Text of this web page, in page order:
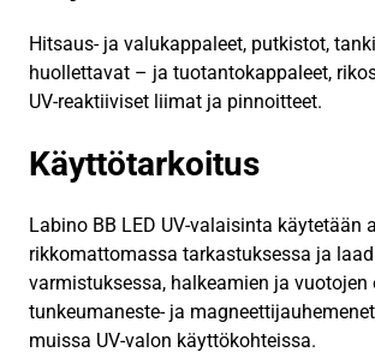
Hitsaus- ja valukappaleet, putkistot,
huollettavat – ja tuotantokappaleet,
UV-reaktiiviset liimat ja pinnoitteet.
Käyttötarkoitus
Labino BB LED UV-valaisinta käytetään
rikkomattomassa tarkastuksessa ja
varmistuksessa, halkeamien ja vuotojen
tunkeumaneste- ja
muissa UV-valon käyttökohteissa.